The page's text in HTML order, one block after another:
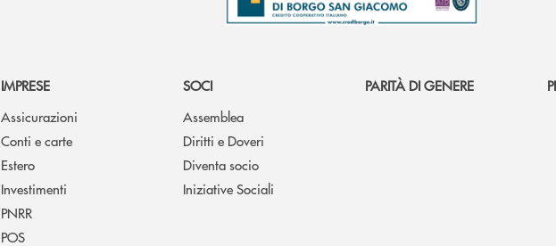
IMPRESE
Assicurazioni
Conti e carte
Estero
Investimenti
PNRR
POS
SOCI
Assemblea
Diritti e Doveri
Diventa socio
Iniziative Sociali
PARITÀ DI GENERE